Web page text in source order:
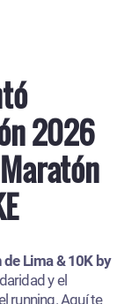
2026
Lima & 10K by
y el
running. Aquí te